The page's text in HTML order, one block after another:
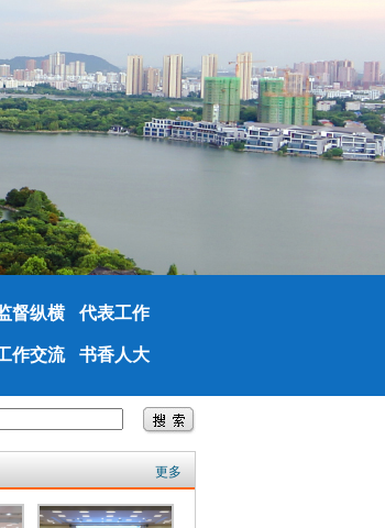
督纵横 代表工作
作交流 书香人大
更多